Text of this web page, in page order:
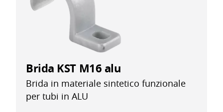
Brida KST M16 alu
Brida in materiale sintetico funzionale
per tubi in ALU